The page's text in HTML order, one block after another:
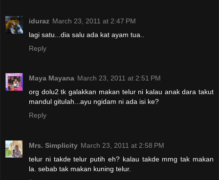
iduraz March 23, 2011 at 2:47 PM
lagi satu...dia salu ada kat ayam tua..
Reply
Maya Mayana March 23, 2011 at 2:51 PM
org dolu2 tk galakkan makan telur ni kalau anak dara takut
mandul gitulah...ayu ngidam ni ada isi ke?
Reply
Mrs. Simplicity March 23, 2011 at 2:58 PM
telur ni takde telur putih eh? kalau takde mmg tak makan
la. sebab tak makan kuning telur.